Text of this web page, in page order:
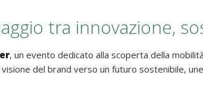
tra innovazione,
, un evento dedicato alla scoperta della
del brand verso un futuro sostenibile,